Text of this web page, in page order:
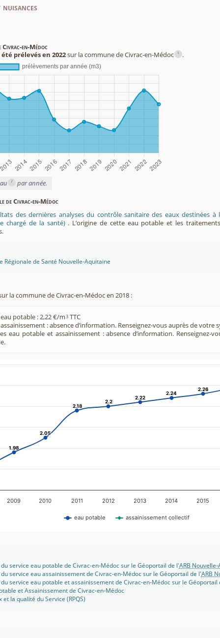
Civrac-en-Médoc
prélevés en 2022sur la commune de Civrac-en-Médoc i .
i par année.
de Civrac-en-Médoc
des dernières analyses du contrôle sanitaire des eaux destinées
chargé de la santé) . L’origine de cette eau potable et les
Régionale de Santé Nouvelle-Aquitaine
la commune de Civrac-en-Médoc en 2018 :
potable : 2,22 €/m3 TTC
: absence d’information. Renseignez-vous auprès de votre
eau potable et assainissement : absence d’information. Renseignez-
1.98
1.98
2.05
2.05
2.18
2.18
2.2
2.2
2.22
2.22
2.24
2.24
2.26
2.26
eau potable assainissement collectif
2009 2010 2011 2012 2013 2014 2015
service eau potable de Civrac-en-Médoc sur le Géoportail de l'ARB
service eau assainissement de Civrac-en-Médoc sur le Géoportail de l'ARB
service eau potable et assainissement de Civrac-en-Médoc sur le Géoportail
et Assainissement de Civrac-en-Médoc
la qualité du Service (RPQS)